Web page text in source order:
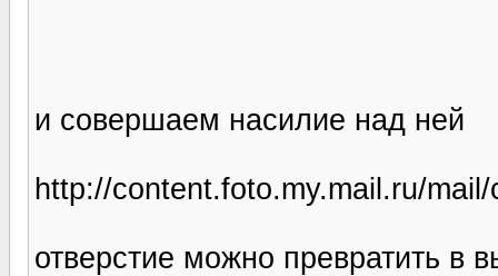
и совершаем насилие над ней
http://content.foto.my.mail.ru/
отверстие можно превратить в